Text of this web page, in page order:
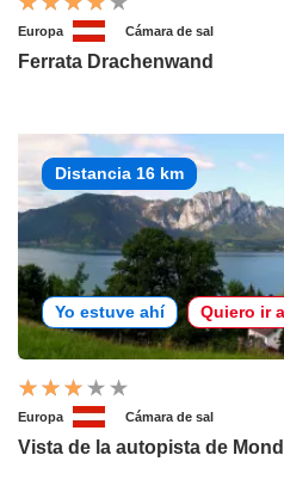
Europa Cámara de sal
Ferrata Drachenwand
Distancia 16 km
Yo estuve ahí Quiero ir
Europa Cámara de sal
Vista de la autopista de